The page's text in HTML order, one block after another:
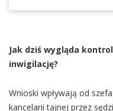
Jak dziś wygląda
inwigilację?
Wnioski wpływają od
kancelarii tajnej przez